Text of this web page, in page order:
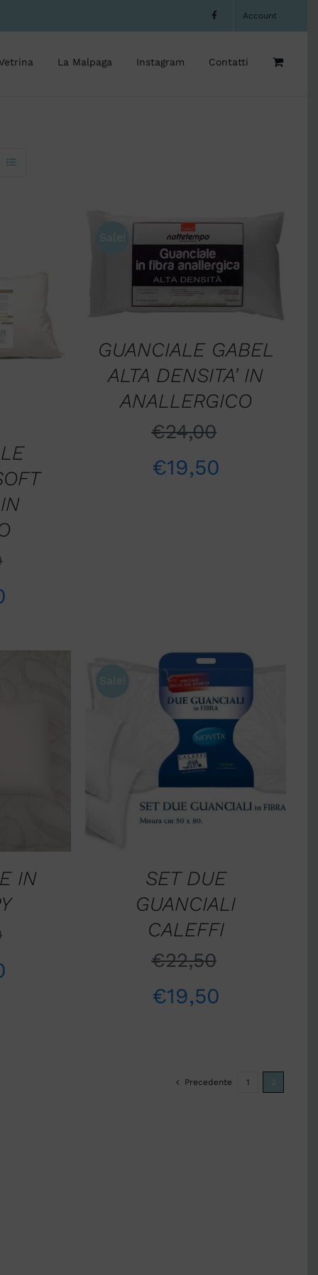
Account
Vetrina La Malpaga Instagram Contatti
Sale!
AGGIUNGI AL CARRELLO
QUICK VIEW
GUANCIALE GABEL
ALTA DENSITA’ IN
ANALLERGICO
€24,00
€19,50
IN
Sale!
AGGIUNGI AL CARRELLO
QUICK VIEW
SET DUE
GUANCIALI
CALEFFI
€22,50
€19,50
Precedente 1 2